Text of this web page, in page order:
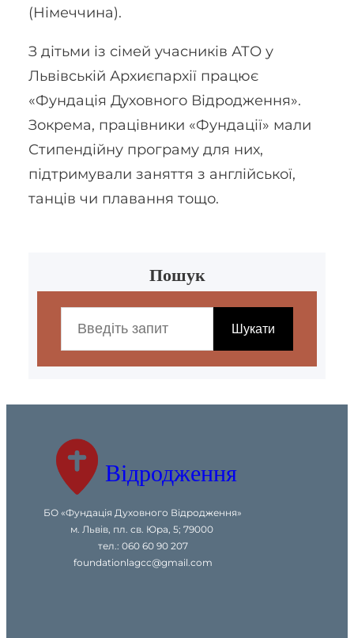
(Німеччина).
З дітьми із сімей учасників АТО у
Львівській Архиєпархії працює
«Фундація Духовного Відродження».
Зокрема, працівники «Фундації» мали
Стипендійну програму для них,
підтримували заняття з англійської,
танців чи плавання тощо.
Пошук
c
Шукати
Відродження
БО «Фундація Духовного Відродження»
м. Львів, пл. св. Юра, 5; 79000
тел.: 060 60 90 207
foundationlagcc@gmail.com